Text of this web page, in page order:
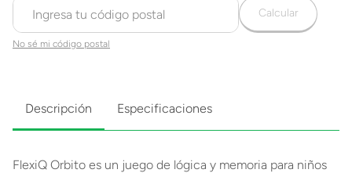
No sé mi código postal
Calcular
Descripción Especificaciones
FlexiQ Orbito es un juego de lógica y memoria para niños